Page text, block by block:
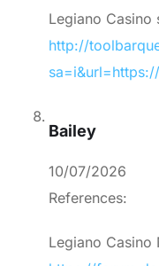
Legiano Casino
http://
Bailey
10/07/2026
References:
Legiano Casino